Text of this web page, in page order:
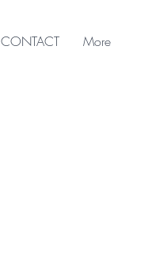
CONTACT More